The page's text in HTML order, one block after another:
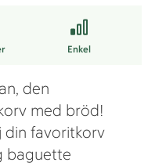
Enkel
den
med bröd!
din favoritkorv
baguette